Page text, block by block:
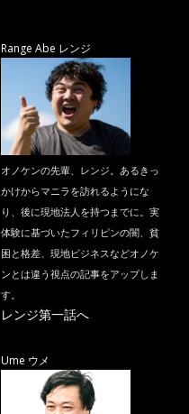
Range Abe レンジ
オノケンの先輩、レンジ。あるきっ
かけからマニラを訪れるようにな
り、後に現地法人を持つまでに。実
体験に基づいたフィリピンの闇、貧
困と格差、現地ビジネスなどオノケ
ンとは違う視点の記事をアップしま
す。
レンジ第一話へ
Ume ウメ